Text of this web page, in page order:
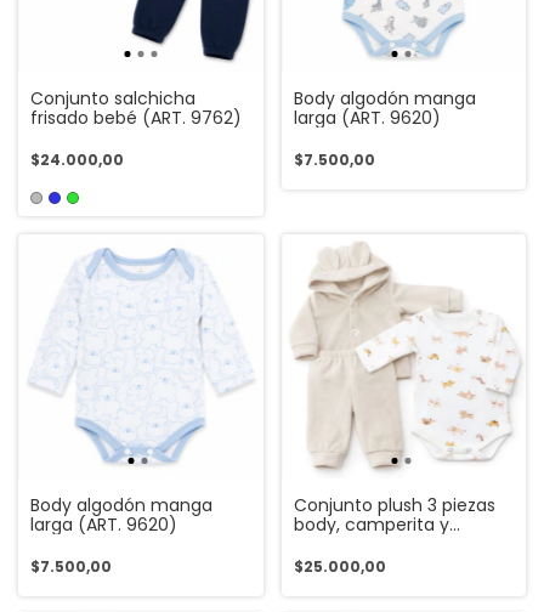
Conjunto salchicha
frisado bebé (ART. 9762)
$24.000,00
Body algodón manga
larga (ART. 9620)
$7.500,00
Body algodón manga
larga (ART. 9620)
$7.500,00
Conjunto plush 3 piezas
body, camperita y
$25.000,00